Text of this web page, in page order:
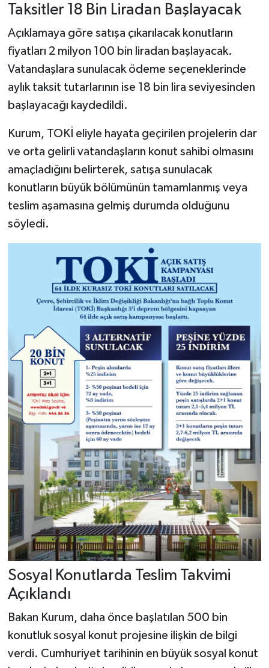
Taksitler 18 Bin Liradan Başlayacak
Açıklamaya göre satışa çıkarılacak konutların
fiyatları 2 milyon 100 bin liradan başlayacak.
Vatandaşlara sunulacak ödeme seçeneklerinde
aylık taksit tutarlarının ise 18 bin lira seviyesinden
başlayacağı kaydedildi.
Kurum, TOKİ eliyle hayata geçirilen projelerin dar
ve orta gelirli vatandaşların konut sahibi olmasını
amaçladığını belirterek, satışa sunulacak
konutların büyük bölümünün tamamlanmış veya
teslim aşamasına gelmiş durumda olduğunu
söyledi.
Sosyal Konutlarda Teslim Takvimi
Açıklandı
Bakan Kurum, daha önce başlatılan 500 bin
konutluk sosyal konut projesine ilişkin de bilgi
verdi. Cumhuriyet tarihinin en büyük sosyal konut